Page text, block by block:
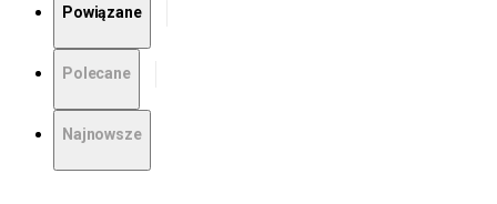
Powiązane
Polecane
Najnowsze